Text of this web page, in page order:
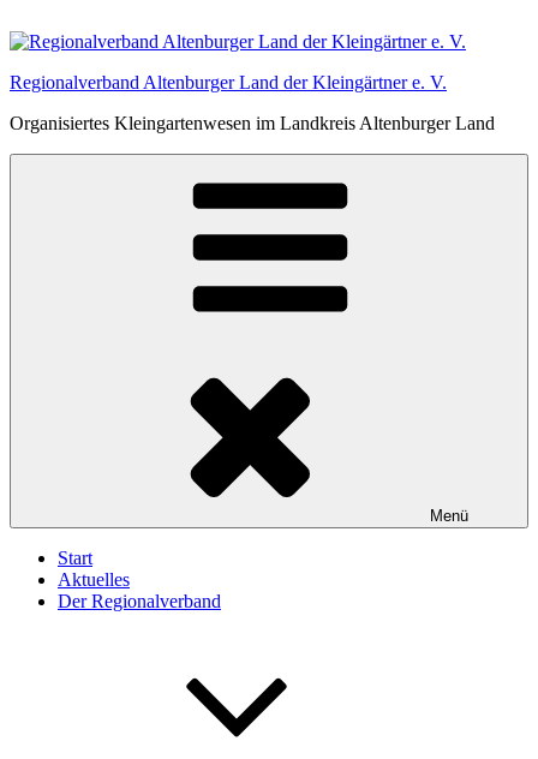
Inhalt
Regionalverband Altenburger Land der Kleingärtner e. V.
Organisiertes Kleingartenwesen im Landkreis Altenburger Land
Menü
Start
Aktuelles
Der Regionalverband